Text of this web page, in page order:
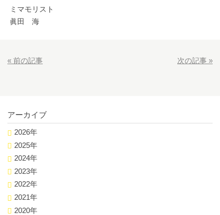
ミマモリスト
眞田 海
« 前の記事 次の記事 »
アーカイブ
2026年
2025年
2024年
2023年
2022年
2021年
2020年